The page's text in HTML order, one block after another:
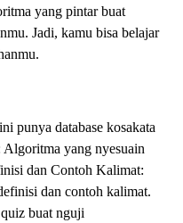
yang pintar buat
Jadi, kamu bisa belajar
punya database kosakata
Algoritma yang nyesuain
dan Contoh Kalimat:
dan contoh kalimat.
buat nguji